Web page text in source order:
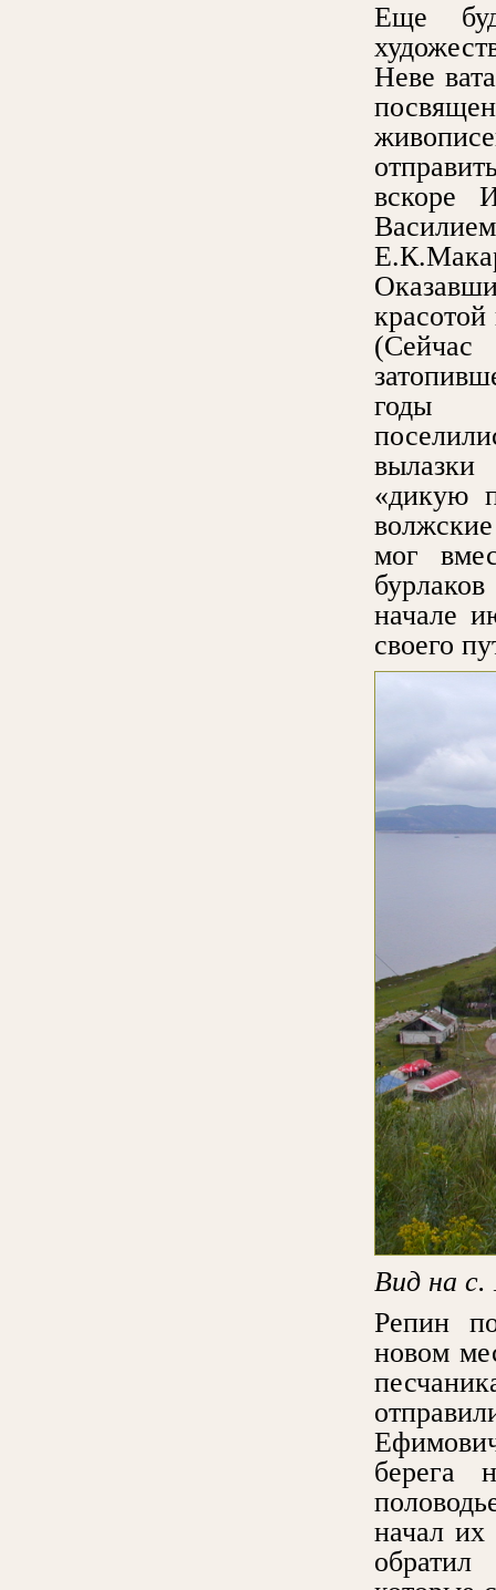
Еще
Неве
вскоре
(Сейчас
годы
«дикую
мог
начале
своего
Вид на с.
Репин
новом
берега
начал их